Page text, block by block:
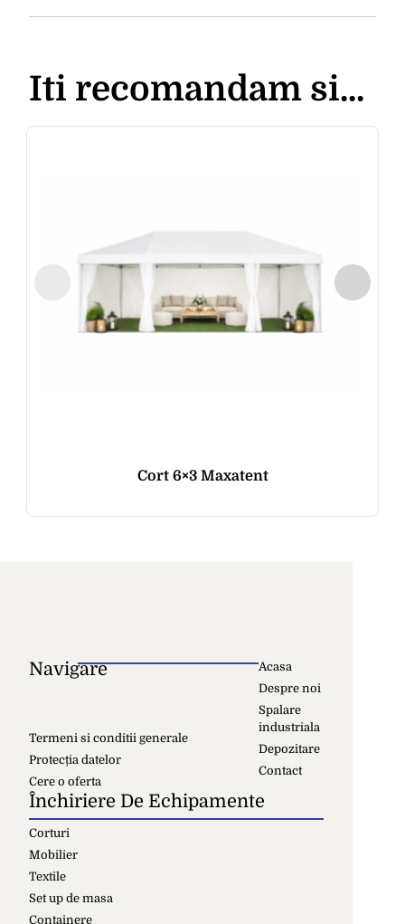
Iti recomandam si...
Cort 6×3 Maxatent
Navigare
Acasa
Despre noi
Spalare
industriala
Depozitare
Contact
Termeni si conditii generale
Protecția datelor
Cere o oferta
Închiriere De Echipamente
Corturi
Mobilier
Textile
Set up de masa
Containere